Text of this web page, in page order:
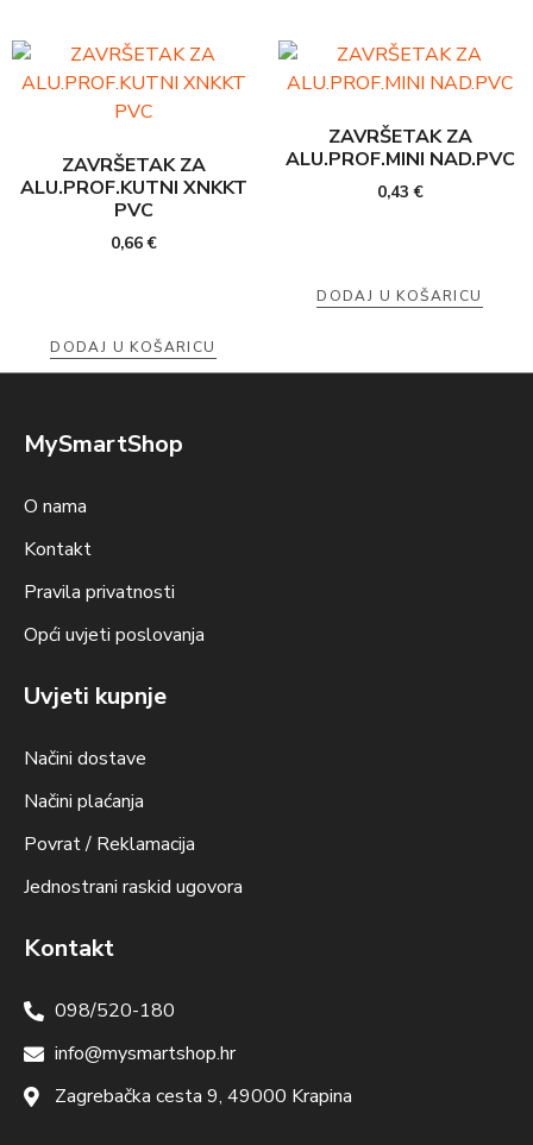
ZAVRŠETAK ZA
ALU.PROF.KUTNI XNKKT
PVC
0,66€
DODAJ U KOŠARICU
ZAVRŠETAK ZA
ALU.PROF.MINI NAD.PVC
0,43€
DODAJ U KOŠARICU
MySmartShop
O nama
Kontakt
Pravila privatnosti
Opći uvjeti poslovanja
Uvjeti kupnje
Načini dostave
Načini plaćanja
Povrat / Reklamacija
Jednostrani raskid ugovora
Kontakt
098/520-180
info@mysmartshop.hr
Zagrebačka cesta 9, 49000 Krapina